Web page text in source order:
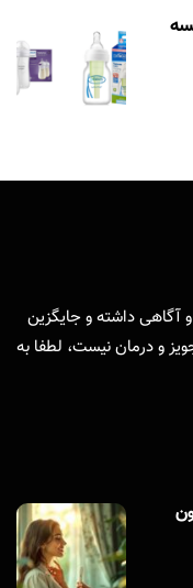
آگاهی داشته و جایگزین
و درمان نیست، لطفا به